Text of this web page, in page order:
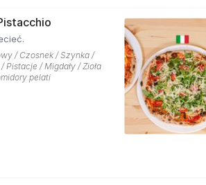
/ Czosnek / Szynka /
Pistacje / Migdały / Zioła
pelati